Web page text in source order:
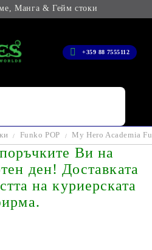
Манга & Гейм стоки
+359 88 7555112
Funko POP My Hero Academia
Ви на
ден! Доставката
на куриерската